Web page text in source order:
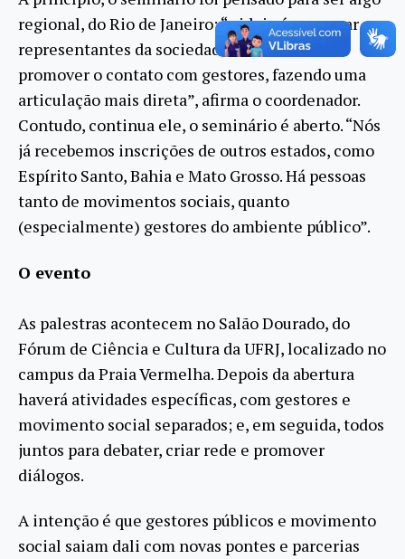
regional, do Rio de Janeiro: “a ideia é convocar
representantes da sociedade do estado e
promover o contato com gestores, fazendo uma
articulação mais direta”, afirma o coordenador.
Contudo, continua ele, o seminário é aberto. “Nós
já recebemos inscrições de outros estados, como
Espírito Santo, Bahia e Mato Grosso. Há pessoas
tanto de movimentos sociais, quanto
(especialmente) gestores do ambiente público”.
O evento
As palestras acontecem no Salão Dourado, do
Fórum de Ciência e Cultura da UFRJ, localizado no
campus da Praia Vermelha. Depois da abertura
haverá atividades específicas, com gestores e
movimento social separados; e, em seguida, todos
juntos para debater, criar rede e promover
diálogos.
A intenção é que gestores públicos e movimento
social saiam dali com novas pontes e parcerias